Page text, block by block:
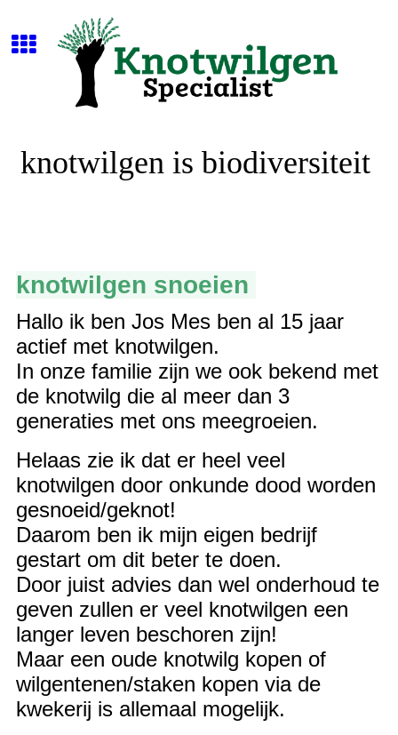
knotwilgen is biodiversiteit
knotwilgen snoeien
Hallo ik ben Jos Mes ben al 15 jaar
actief met knotwilgen.
In onze familie zijn we ook bekend met
de knotwilg die al meer dan 3
generaties met ons meegroeien.
Helaas zie ik dat er heel veel
knotwilgen door onkunde dood worden
gesnoeid/geknot!
Daarom ben ik mijn eigen bedrijf
gestart om dit beter te doen.
Door juist advies dan wel onderhoud te
geven zullen er veel knotwilgen een
langer leven beschoren zijn!
Maar een oude knotwilg kopen of
wilgentenen/staken kopen via de
kwekerij is allemaal mogelijk.